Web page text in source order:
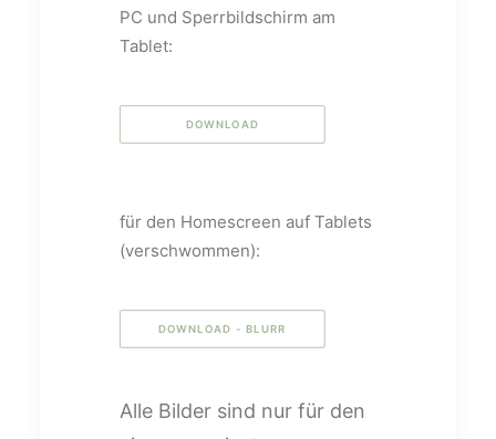
PC und Sperrbildschirm am
Tablet:
DOWNLOAD
für den Homescreen auf Tablets
(verschwommen):
DOWNLOAD - BLURR
Alle Bilder sind nur für den